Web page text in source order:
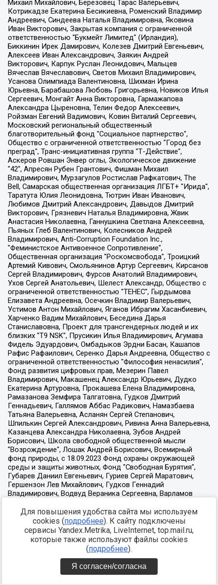
Для повышения удобства сайта мы используем
cookies (подробнее). К сайту подключены
сервисы Yandex.Metrika, LiveInternet, top.mail.ru,
которые также используют файлы cookies
(подробнее).
Я согласен/согласна